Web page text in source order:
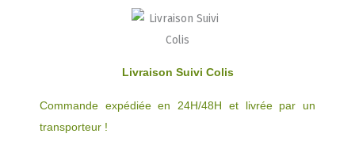
Livraison Suivi Colis
Commande expédiée en 24H/48H et livrée par un
transporteur !